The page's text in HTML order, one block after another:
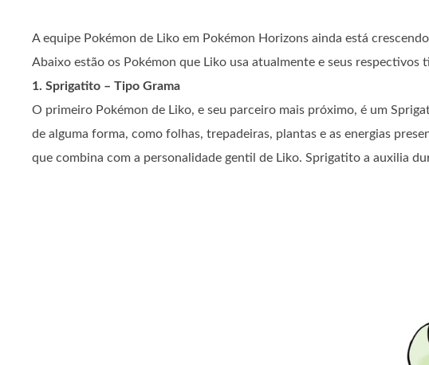
A equipe Pokémon de Liko em Pokémon Horizons ainda está
Abaixo estão os Pokémon que Liko usa atualmente e seus
1. Sprigatito – Tipo Grama
O primeiro Pokémon de Liko, e seu parceiro mais próximo, é um
de alguma forma, como folhas, trepadeiras, plantas e as energias
que combina com a personalidade gentil de Liko. Sprigatito a auxilia